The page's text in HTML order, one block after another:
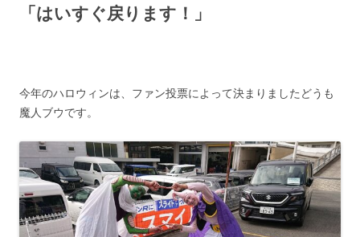
「はいすぐ戻ります！」
今年のハロウィンは、ファン投票によって決まりましたどうも
魔人ブウです。